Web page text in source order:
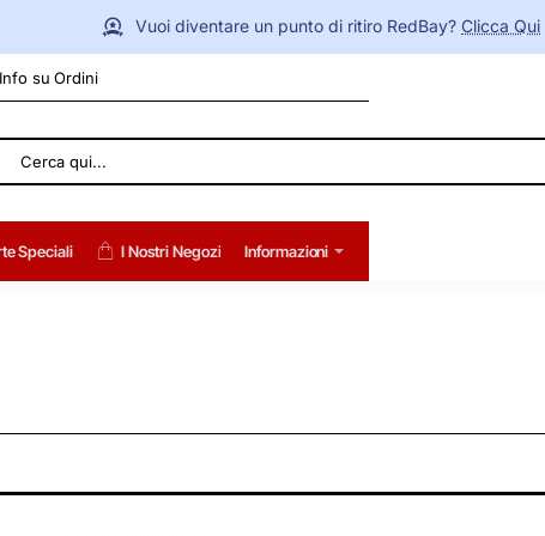
Vuoi diventare un punto di ritiro RedBay? Clicca Qui
Info su Ordini
Speciali I Nostri Negozi Informazioni